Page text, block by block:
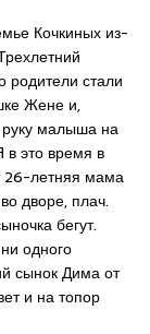
Кочкиных из-
родители стали
Жене и,
руку малыша на
в это время в
26-летняя мама
дворе, плач.
бегут.
одного
сынок Дима от
и на топор